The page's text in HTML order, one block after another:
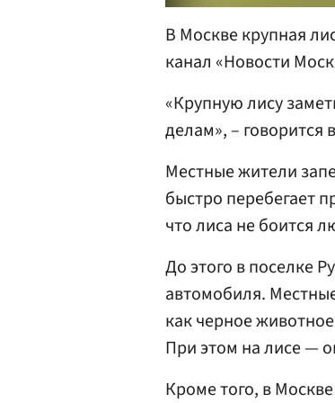
В Москве крупная
канал «Новости
«Крупную лису
делам», – говорится
Местные жители
быстро перебегает
что лиса не боится
До этого в поселке
автомобиля.
как черное
При этом на лисе —
Кроме того, в